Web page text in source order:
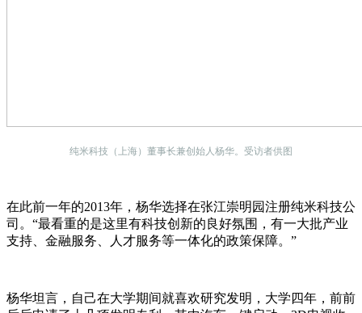
纯米科技（上海）董事长兼创始人杨华。受访者供图
在此前一年的2013年，杨华选择在张江崇明园注册纯米科技公
司。“最看重的是这里有科技创新的良好氛围，有一大批产业
支持、金融服务、人才服务等一体化的政策保障。”
杨华坦言，自己在大学期间就喜欢研究发明，大学四年，前前